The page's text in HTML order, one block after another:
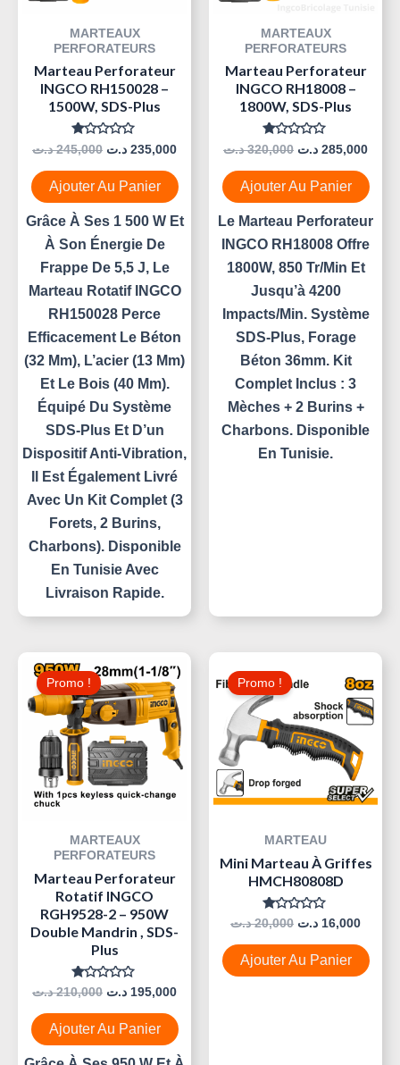
MARTEAUX
PERFORATEURS
Marteau Perforateur
INGCO RH150028 –
1500W, SDS-Plus
Note
0
Sur
5
245,000 د.ت 235,000 د.ت
Ajouter Au Panier
Grâce À Ses 1 500 W Et
À Son Énergie De
Frappe De 5,5 J, Le
Marteau Rotatif INGCO
RH150028 Perce
Efficacement Le Béton
(32 Mm), L’acier (13 Mm)
Et Le Bois (40 Mm).
Équipé Du Système
SDS-Plus Et D’un
Dispositif Anti-Vibration,
Il Est Également Livré
Avec Un Kit Complet (3
Forets, 2 Burins,
Charbons). Disponible
En Tunisie Avec
Livraison Rapide.
MARTEAUX
PERFORATEURS
Marteau Perforateur
INGCO RH18008 –
1800W, SDS-Plus
Note
0
Sur
5
320,000 د.ت 285,000 د.ت
Ajouter Au Panier
Le Marteau Perforateur
INGCO RH18008 Offre
1800W, 850 Tr/min Et
Jusqu’à 4200
Impacts/min. Système
SDS-Plus, Forage
Béton 36mm. Kit
Complet Inclus : 3
Mèches + 2 Burins +
Charbons. Disponible
En Tunisie.
Promo !
MARTEAUX
PERFORATEURS
Marteau Perforateur
Rotatif INGCO
RGH9528-2 – 950W
Double Mandrin , SDS-
Plus
Note
Sur
5
210,000 د.ت
Prix
Initial
Était :
210,000 د.ت.
195,000 د.ت
Le
Prix
Est :
Ajouter Au Panier
Promo !
MARTEAU
Mini Marteau À Griffes
HMCH80808D
Note
Sur
5
20,000 د.ت
Initial
Était :
20,000 د.ت.
16,000 د.ت
Actuel
Est :
Ajouter Au Panier